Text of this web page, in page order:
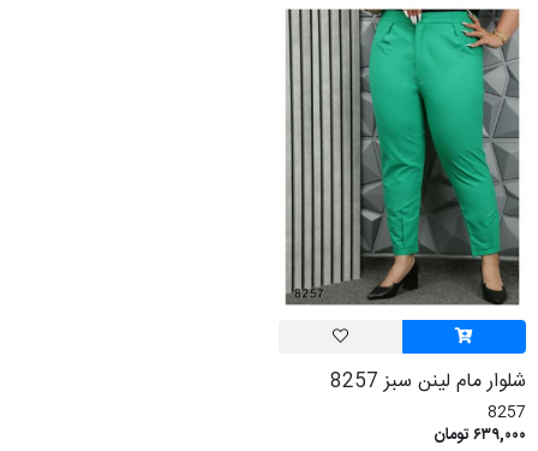
شلوار مام لینن سبز 8257
8257
۶۳۹,۰۰۰ تومان